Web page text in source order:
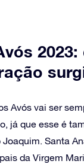
2023:
Avós vai ser
já que esse é
Joaquim. Santa
da Virgem